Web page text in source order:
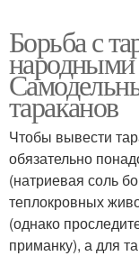
Сода от
Борьба с
народными
тараканов
Чтобы вывести
обязательно
(натриевая соль
теплокровных
(однако
приманку), а для